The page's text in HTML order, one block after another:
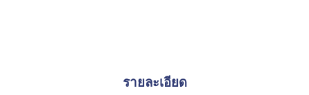
รายละเอียด